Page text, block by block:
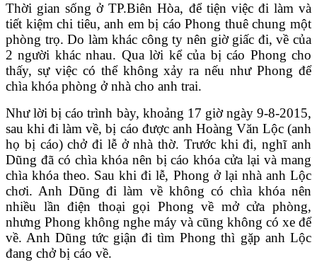
Thời gian sống ở TP.Biên Hòa, để tiện việc đi làm và
tiết kiệm chi tiêu, anh em bị cáo Phong thuê chung một
phòng trọ. Do làm khác công ty nên giờ giấc đi, về của
2 người khác nhau. Qua lời kể của bị cáo Phong cho
thấy, sự việc có thể không xảy ra nếu như Phong để
chìa khóa phòng ở nhà cho anh trai.
Như lời bị cáo trình bày, khoảng 17 giờ ngày 9-8-2015,
sau khi đi làm về, bị cáo được anh Hoàng Văn Lộc (anh
họ bị cáo) chở đi lễ ở nhà thờ. Trước khi đi, nghĩ anh
Dũng đã có chìa khóa nên bị cáo khóa cửa lại và mang
chìa khóa theo. Sau khi đi lễ, Phong ở lại nhà anh Lộc
chơi. Anh Dũng đi làm về không có chìa khóa nên
nhiều lần điện thoại gọi Phong về mở cửa phòng,
nhưng Phong không nghe máy và cũng không có xe để
về. Anh Dũng tức giận đi tìm Phong thì gặp anh Lộc
đang chở bị cáo về.